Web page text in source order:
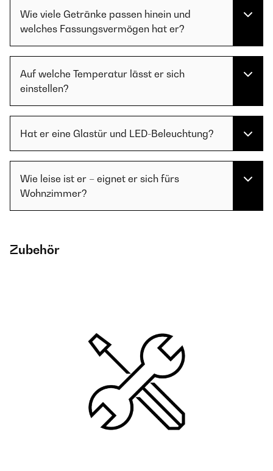
Wie viele Getränke passen hinein und
welches Fassungsvermögen hat er?
Auf welche Temperatur lässt er sich
einstellen?
Hat er eine Glastür und LED-Beleuchtung?
Wie leise ist er – eignet er sich fürs
Wohnzimmer?
Zubehör